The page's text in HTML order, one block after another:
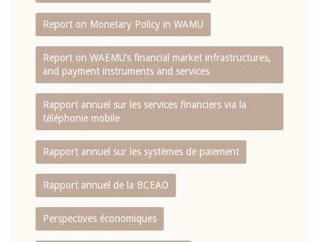
Report on Monetary Policy in WAMU
Report on WAEMU’s financial market infrastructures,
and payment instruments and services
Rapport annuel sur les services financiers via la
téléphonie mobile
Rapport annuel sur les systèmes de paiement
Rapport annuel de la BCEAO
Perspectives économiques